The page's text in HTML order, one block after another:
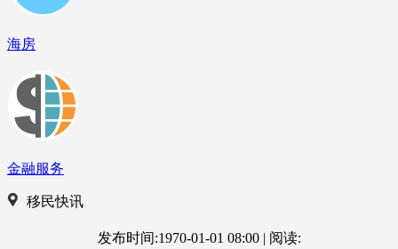
海房
金融服务
移民快讯
发布时间:1970-01-01 08:00 | 阅读: